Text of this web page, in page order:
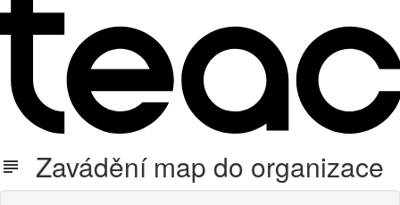
Zavádění map do organizace